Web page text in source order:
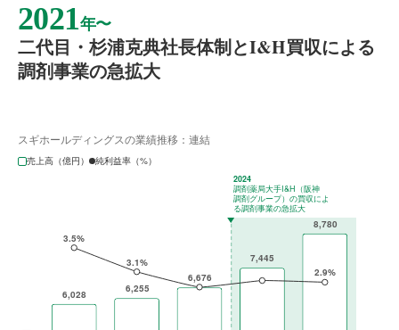
2021年〜
二代目・杉浦克典社長体制とI&H買収による
調剤事業の急拡大
スギホールディングスの業績推移：連結
売上高（億円）
純利益率（%）